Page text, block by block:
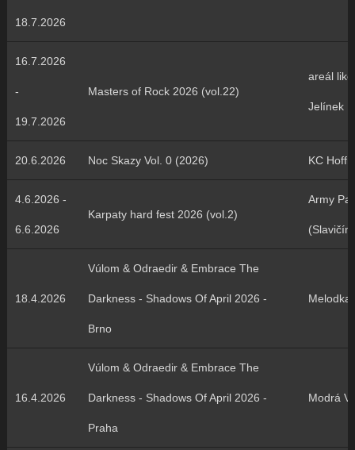
18.7.2026
16.7.2026
-
19.7.2026
Masters of Rock 2026 (vol.22)
areál
Jelínek
20.6.2026 Noc Skazy Vol. 0 (2026) KC
4.6.2026 -
6.6.2026
Karpaty hard fest 2026 (vol.2)
Army
(Slavičín)
18.4.2026
Vúlom & Odraedir & Embrace The
Darkness - Shadows Of April 2026 -
Brno
Melodka
16.4.2026
Vúlom & Odraedir & Embrace The
Darkness - Shadows Of April 2026 -
Praha
Modrá